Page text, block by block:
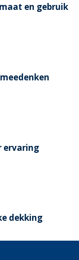
en gebruik
ervaring
dekking